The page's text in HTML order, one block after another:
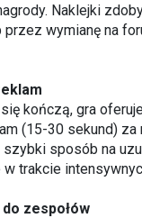
Naklejki
przez wymianę na
kończą, gra
(15-30 sekund) za
szybki sposób na
trakcie
zespołów